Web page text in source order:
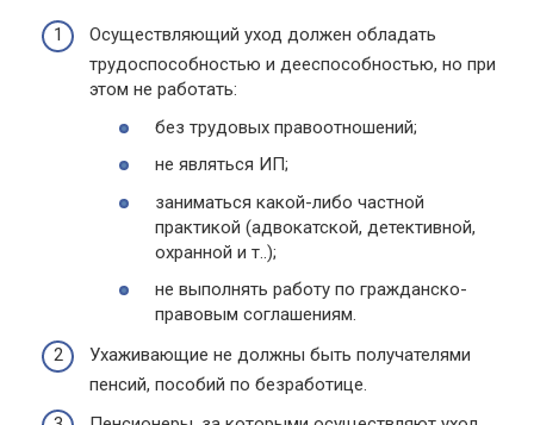
Осуществляющий уход должен обладать
трудоспособностью и дееспособностью, но при
этом не работать:
без трудовых правоотношений;
не являться ИП;
заниматься какой-либо частной
практикой (адвокатской, детективной,
охранной и т..);
не выполнять работу по гражданско-
правовым соглашениям.
Ухаживающие не должны быть получателями
пенсий, пособий по безработице.